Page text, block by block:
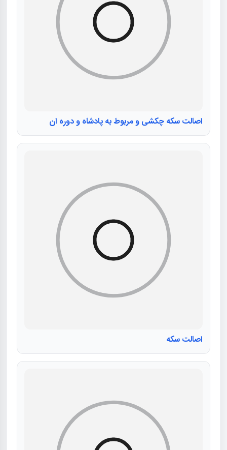
اصالت سکه چکشی و مربوط به پادشاه و دوره ان
اصالت سکه